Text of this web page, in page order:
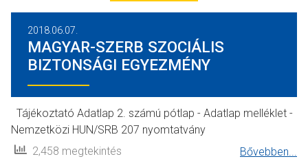
2018.06.07.
MAGYAR-SZERB SZOCIÁLIS
BIZTONSÁGI EGYEZMÉNY
Tájékoztató Adatlap 2. számú pótlap - Adatlap melléklet -
Nemzetközi HUN/SRB 207 nyomtatvány
2,458 megtekintés
Bővebben...